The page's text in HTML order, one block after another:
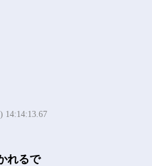
14:14:13.67
れるで